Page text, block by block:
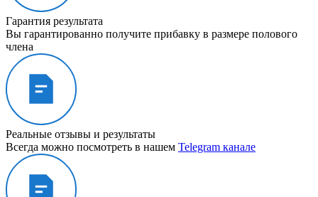
Гарантия результата
Вы гарантированно получите прибавку в размере полового
члена
Реальные отзывы и результаты
Всегда можно посмотреть в нашем Telegram канале